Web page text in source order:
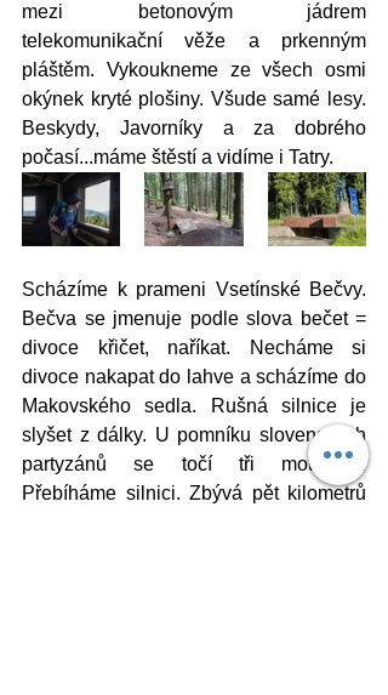
mezi betonovým jádrem
telekomunikační věže a prkenným
pláštěm. Vykoukneme ze všech osmi
okýnek kryté plošiny. Všude samé lesy.
Beskydy, Javorníky a za dobrého
počasí...máme štěstí a vidíme i Tatry.
Scházíme k prameni Vsetínské Bečvy.
Bečva se jmenuje podle slova bečet =
divoce křičet, naříkat. Necháme si
divoce nakapat do lahve a scházíme do
Makovského sedla. Rušná silnice je
slyšet z dálky. U pomníku slovenských
partyzánů se točí tři motorkáři.
Přebíháme silnici. Zbývá pět kilometrů